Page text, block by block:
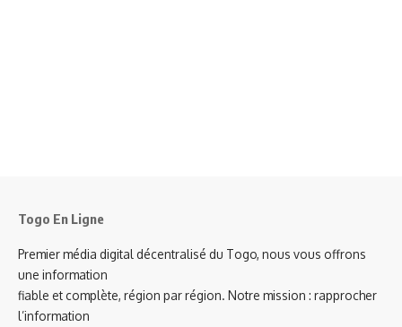
Togo En Ligne
Premier média digital décentralisé du Togo, nous vous offrons
une information
fiable et complète, région par région. Notre mission : rapprocher
l’information